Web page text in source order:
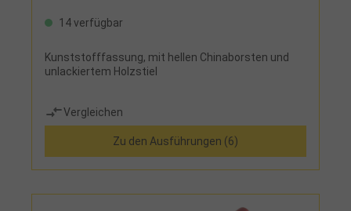
14 verfügbar
Kunststofffassung, mit hellen Chinaborsten und
unlackiertem Holzstiel
Vergleichen
Zu den Ausführungen (6)